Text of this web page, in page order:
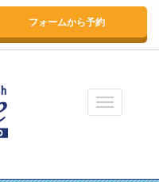
フォームから予約